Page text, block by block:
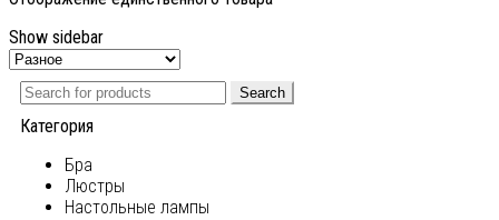
Show sidebar
Search
Категория
Бра
Люстры
Настольные лампы